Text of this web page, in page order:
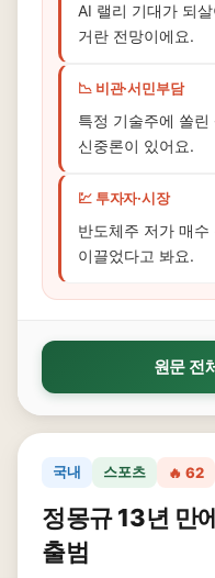
AI 랠리 기대가 되
거란 전망이에요.
📉 비관·서민부담
특정 기술주에 쏠
신중론이 있어요.
💹 투자자·시장
반도체주 저가 매
이끌었다고 봐요.
원문 전
국내 스포츠 🔥 62
정몽규 13년 만
출범